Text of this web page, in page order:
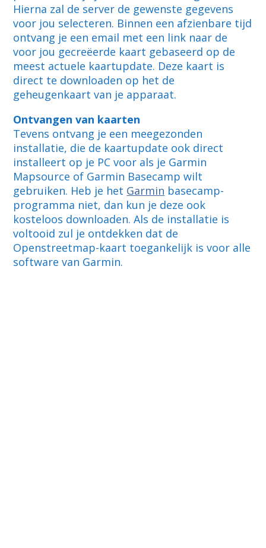
Hierna zal de server de gewenste gegevens
voor jou selecteren. Binnen een afzienbare tijd
ontvang je een email met een link naar de
voor jou gecreëerde kaart gebaseerd op de
meest actuele kaartupdate. Deze kaart is
direct te downloaden op het de
geheugenkaart van je apparaat.
Ontvangen van kaarten
Tevens ontvang je een meegezonden
installatie, die de kaartupdate ook direct
installeert op je PC voor als je Garmin
Mapsource of Garmin Basecamp wilt
gebruiken. Heb je het Garmin basecamp-
programma niet, dan kun je deze ook
kosteloos downloaden. Als de installatie is
voltooid zul je ontdekken dat de
Openstreetmap-kaart toegankelijk is voor alle
software van Garmin.